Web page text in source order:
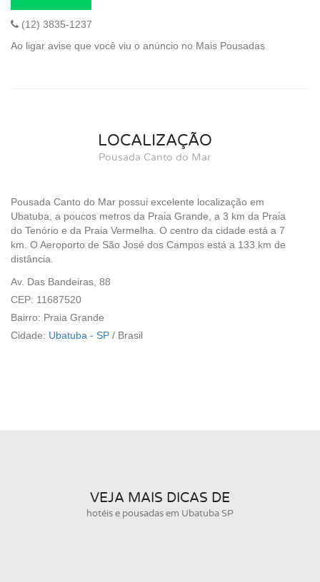
(12) 3835-1237
Ao ligar avise que você viu o anúncio no Mais Pousadas
LOCALIZAÇÃO
Pousada Canto do Mar
Pousada Canto do Mar possui excelente localização em
Ubatuba, a poucos metros da Praia Grande, a 3 km da Praia
do Tenório e da Praia Vermelha. O centro da cidade está a 7
km. O Aeroporto de São José dos Campos está a 133 km de
distância.
Av. Das Bandeiras, 88
CEP: 11687520
Bairro: Praia Grande
Cidade: Ubatuba - SP / Brasil
VEJA MAIS DICAS DE
hotéis e pousadas em Ubatuba SP